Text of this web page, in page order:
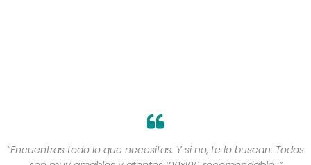
“Encuentras todo lo que necesitas. Y si no, te lo buscan. Todos